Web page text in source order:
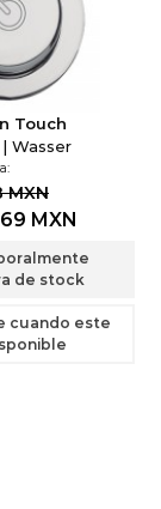
Touch
| Wasser
MXN
MXN
de stock
cuando este